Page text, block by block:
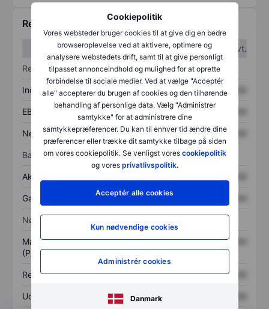
Cookiepolitik
Vores websteder bruger cookies til at give dig en bedre
browseroplevelse ved at aktivere, optimere og
analysere webstedets drift, samt til at give personligt
tilpasset annonceindhold og mulighed for at oprette
forbindelse til sociale medier. Ved at vælge "Acceptér
alle" accepterer du brugen af cookies og den tilhørende
behandling af personlige data. Vælg "Administrer
samtykke" for at administrere dine
samtykkepræferencer. Du kan til enhver tid ændre dine
præferencer eller trække dit samtykke tilbage på siden
om vores cookiepolitik. Se venligst vores cookiepolitik
og vores privatlivspolitik.
Acceptér alle cookies
Kun nødvendige cookies
Administrér cookies
Danmark
Regnskabstal
1. kvt.
2. kvt.
Resultatopgørelse
Indtægter XXXXXXX XXXXXXX
EBITDA XXXXXXX
Nettoresultat XXXXXXX XXXXXXX
Balance
Aktiver i alt
Gæld XXXXXXX
Nøgletal
Markedsværdi/omsætning
(P/S)
XXXXXXX XXXXXXX
Resultat pr. aktie (EPS) XXXXXXX XXXXXXX
Udbytte pr. aktie XXXXXXX